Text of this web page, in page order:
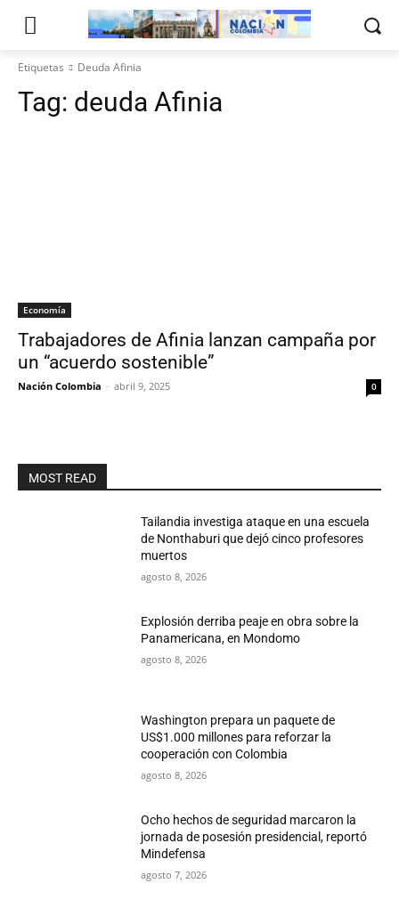
Etiquetas Deuda Afinia
Tag: deuda Afinia
Economía
Trabajadores de Afinia lanzan campaña por
un “acuerdo sostenible”
Nación Colombia - abril 9, 2025 0
MOST READ
Tailandia investiga ataque en una escuela
de Nonthaburi que dejó cinco profesores
muertos
agosto 8, 2026
Explosión derriba peaje en obra sobre la
Panamericana, en Mondomo
agosto 8, 2026
Washington prepara un paquete de
US$1.000 millones para reforzar la
cooperación con Colombia
agosto 8, 2026
Ocho hechos de seguridad marcaron la
jornada de posesión presidencial, reportó
Mindefensa
agosto 7, 2026